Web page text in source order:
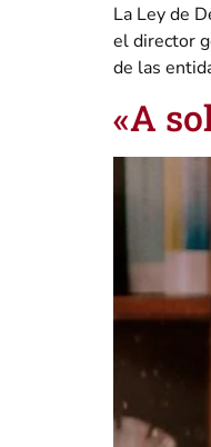
La Ley de
el director
de las
«A